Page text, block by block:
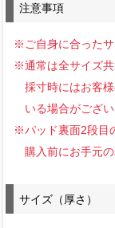
注意事項
※ご自身に合ったサ
※通常は全サイズ
採寸時にはお客
いる場合がござい
※パッド裏面2段目
購入前にお手元
サイズ（厚さ）